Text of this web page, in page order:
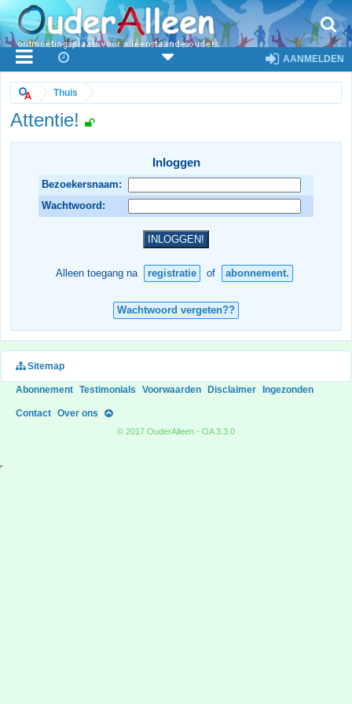
AANMELDEN
Thuis
Attentie!
Inloggen
Bezoekersnaam:
Wachtwoord:
Alleen toegang na registratie of abonnement.
Wachtwoord vergeten??
Sitemap
Abonnement Testimonials Voorwaarden Disclaimer Ingezonden
Contact Over ons
© 2017 OuderAlleen - OA 3.3.0